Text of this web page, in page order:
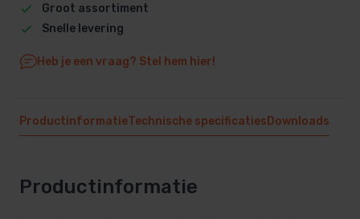
Groot assortiment
Snelle levering
Heb je een vraag? Stel hem hier!
ProductinformatieTechnische specificaties Downloads
Productinformatie